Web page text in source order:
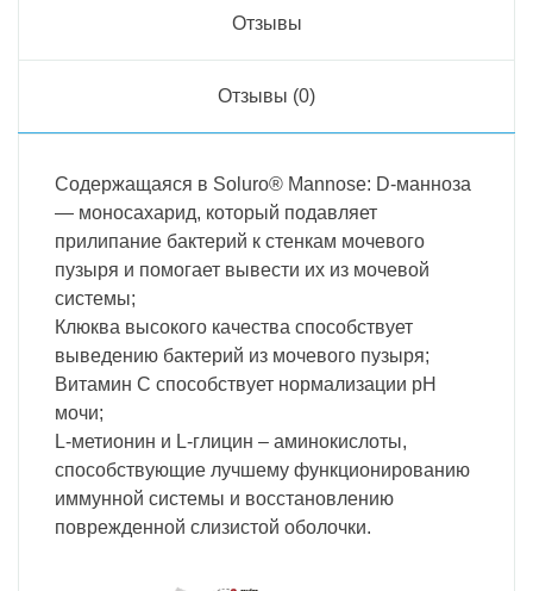
Отзывы
Отзывы (0)
Содержащаяся в Soluro® Mannose: D-манноза
— моносахарид, который подавляет
прилипание бактерий к стенкам мочевого
пузыря и помогает вывести их из мочевой
системы;
Клюква высокого качества способствует
выведению бактерий из мочевого пузыря;
Витамин С способствует нормализации pH
мочи;
L-метионин и L-глицин – аминокислоты,
способствующие лучшему функционированию
иммунной системы и восстановлению
поврежденной слизистой оболочки.